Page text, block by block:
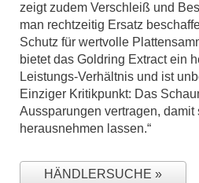
zeigt zudem Verschleiß und
man rechtzeitig Ersatz
Schutz für wertvolle
bietet das Goldring Extract ein
Leistungs-Verhältnis und ist
Einziger Kritikpunkt: Das
Aussparungen vertragen,
herausnehmen lassen.“
HÄNDLERSUCHE